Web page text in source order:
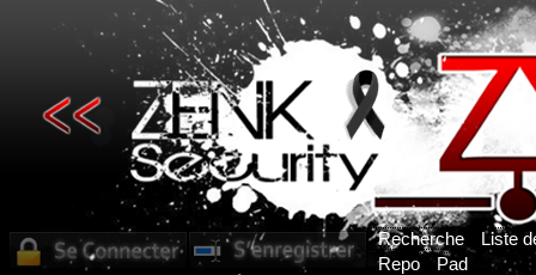
Recherche
Liste
Repo
Pad